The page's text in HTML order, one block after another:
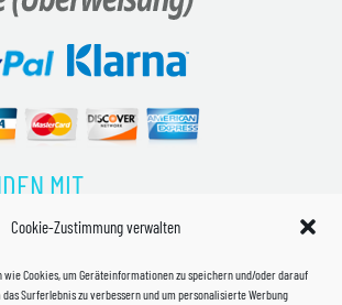
Cookie-Zustimmung verwalten
wie Cookies, um Geräteinformationen zu speichern und/oder darauf
Surferlebnis zu verbessern und um personalisierte Werbung
MIT